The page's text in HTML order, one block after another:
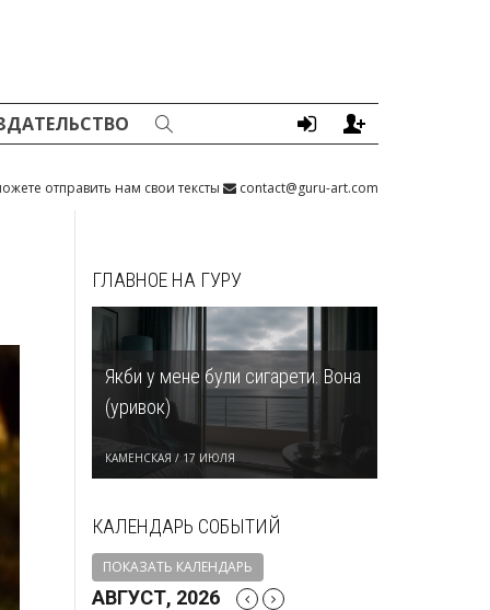
отправить нам свои тексты contact@guru-art.com
ГЛАВНОЕ НА ГУРУ
Якби у мене були сигарети. Вона
(уривок)
КАМЕНСКАЯ / 17 ИЮЛЯ
КАЛЕНДАРЬ СОБЫТИЙ
ПОКАЗАТЬ КАЛЕНДАРЬ
АВГУСТ, 2026